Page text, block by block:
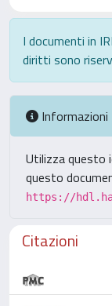
I documenti in
diritti sono
Informazioni
Utilizza questo
questo
https://
Citazioni